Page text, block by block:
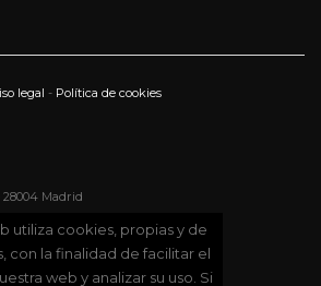
legal - Política de cookies
28004 Madrid
utiliza cookies, propias y de
con la finalidad de facilitar el
web y analizar su uso. Si